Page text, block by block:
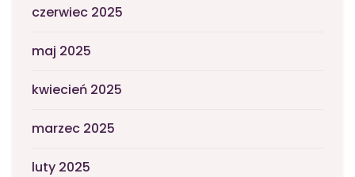
czerwiec 2025
maj 2025
kwiecień 2025
marzec 2025
luty 2025